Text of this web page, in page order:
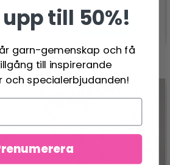
Se produkt
till 50%!
garn-gemenskap och få
till inspirerande
och specialerbjudanden!